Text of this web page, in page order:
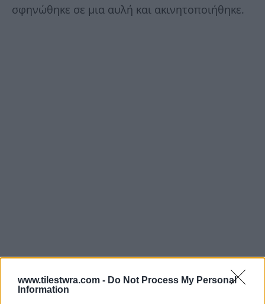
www.tilestwra.com - Do Not Process My Personal
Information
σφηνώθηκε σε μια αυλή και ακινητοποιήθηκε.